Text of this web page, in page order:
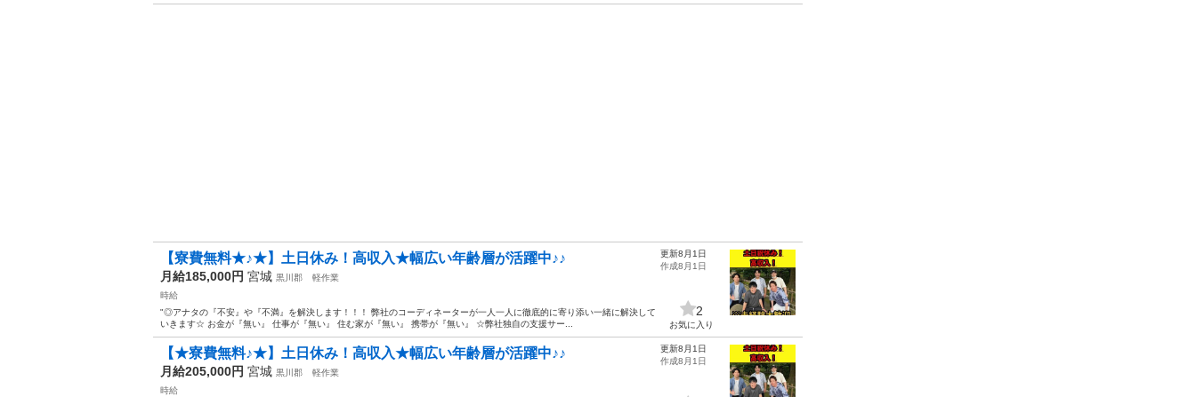
【寮費無料★♪★】土日休み！高収入★幅広い年齢層が活躍中♪♪
月給185,000円 宮城 黒川郡
軽作業
時給
"◎アナタの『不安』や『不満』を解決します！！！ 弊社のコーディネーターが一人一人に徹底的に寄り添い一緒に解決して
いきます☆ お金が『無い』 仕事が『無い』 住む家が『無い』 携帯が『無い』 ☆弊社独自の支援サー...
更新8月1日
作成8月1日
2
お気に入り
【★寮費無料♪★】土日休み！高収入★幅広い年齢層が活躍中♪♪
月給205,000円 宮城 黒川郡
軽作業
時給
更新8月1日
作成8月1日